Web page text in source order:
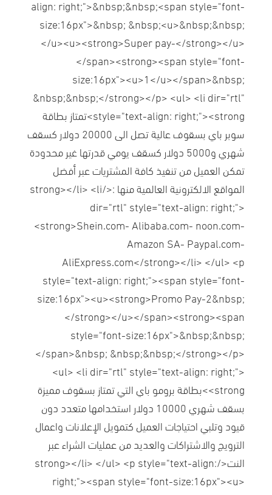
align: right;">&nbsp;&nbsp;<span style="font-
size:16px">&nbsp; &nbsp;<u>&nbsp;&nbsp;
</u><u><strong>Super pay-</strong></u>
</span><strong><span style="font-
size:16px"><u>1</u></span>&nbsp;
&nbsp;&nbsp;</strong></p> <ul> <li dir="rtl"
style="text-align: right;"><strong>تمتاز بطاقة
سوبر باي بسقوف عالية تصل الى 20000 دولار كسقف
شهري و5000 دولار كسقف يومي قدرتها غير محدودة
تمكن العميل من تنفيذ كافة المشتريات عبر أفضل
المواقع الالكترونية العالمية منها :</strong></li> <li
dir="rtl" style="text-align: right;">
<strong>Shein.com- Alibaba.com- noon.com-
Amazon SA- Paypal.com-
AliExpress.com</strong></li> </ul> <p
style="text-align: right;"><span style="font-
size:16px"><u><strong>Promo Pay-2&nbsp;
</strong></u></span><strong><span
style="font-size:16px">&nbsp;&nbsp;
</span>&nbsp; &nbsp;&nbsp;</strong></p>
<ul> <li dir="rtl" style="text-align: right;">
<strong>بطاقة برومو باي التي تمتاز بسقوف مميزة
بسقف شهري 10000 دولار استخدامها متعدد دون
قيود وتلبي احتياجات العميل كتمويل الإعلانات واعمال
الترويج والاشتراكات والعديد من عمليات الشراء عبر
النت</strong></li> </ul> <p style="text-align:
right;"><span style="font-size:16px"><u>